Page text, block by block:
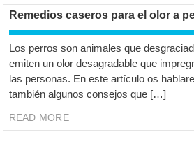
Remedios caseros para el olor a
Los perros son animales que
emiten un olor desagradable que
las personas. En este artículo os
también algunos consejos que […]
READ MORE